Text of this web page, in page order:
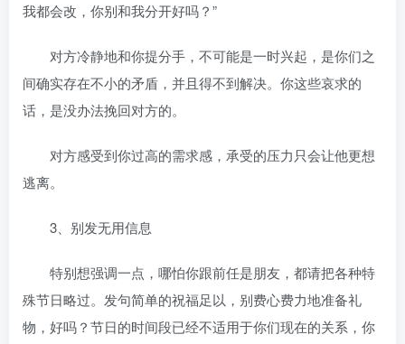
我都会改，你别和我分开好吗？”
对方冷静地和你提分手，不可能是一时兴起，是你们之
间确实存在不小的矛盾，并且得不到解决。你这些哀求的
话，是没办法挽回对方的。
对方感受到你过高的需求感，承受的压力只会让他更想
逃离。
3、别发无用信息
特别想强调一点，哪怕你跟前任是朋友，都请把各种特
殊节日略过。发句简单的祝福足以，别费心费力地准备礼
物，好吗？节日的时间段已经不适用于你们现在的关系，你